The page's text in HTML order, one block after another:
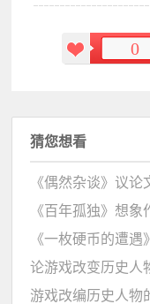
0
猜您想看
《偶然杂谈》议
《百年孤独》想象
游戏改编历史人物